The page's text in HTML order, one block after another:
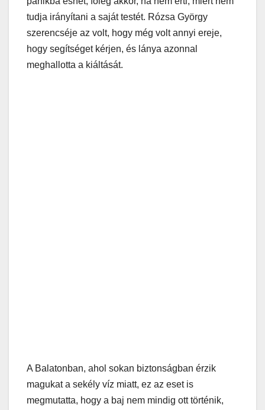
tudja irányítani a saját testét. Rózsa György
szerencséje az volt, hogy még volt annyi ereje,
hogy segítséget kérjen, és lánya azonnal
meghallotta a kiáltását.
A Balatonban, ahol sokan biztonságban érzik
magukat a sekély víz miatt, ez az eset is
megmutatta, hogy a baj nem mindig ott történik,